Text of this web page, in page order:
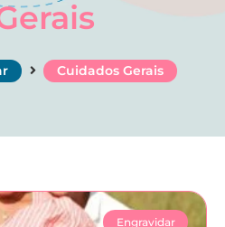
Cuidados Gerais
Engravidar